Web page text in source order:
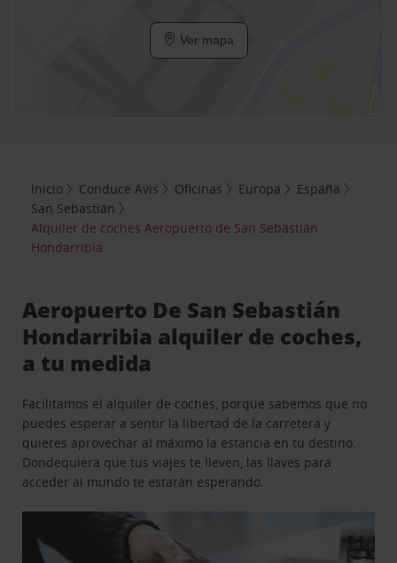
Ver mapa
Inicio Conduce Avis Oficinas Europa
España
San Sebastián
Alquiler de coches Aeropuerto de San Sebastián
Hondarribia
Aeropuerto De San Sebastián
Hondarribia alquiler de coches,
a tu medida
Facilitamos el alquiler de coches, porque sabemos que no
puedes esperar a sentir la libertad de la carretera y
quieres aprovechar al máximo la estancia en tu destino.
Dondequiera que tus viajes te lleven, las llaves para
acceder al mundo te estarán esperando.